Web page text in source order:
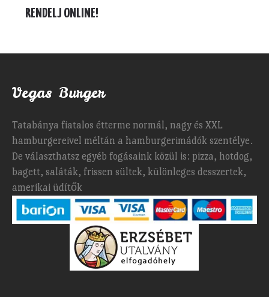
RENDELJ ONLINE!
Vegas Burger
Tatabánya fiatalos étterme normál, nagy és XXL
hamburgereivel méltán a hamburgerimádók szentélye.
De választhatsz egyéb fogásaink közül is: pizza, hotdog,
bagett, saláták, frissen sültek, különleges desszertek,
amerikai üdítők